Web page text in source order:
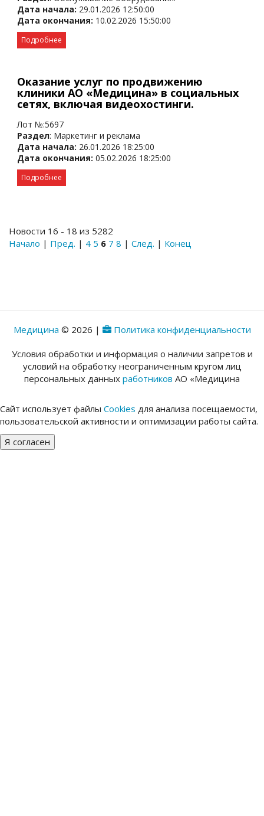
Дата начала: 29.01.2026 12:50:00
Дата окончания: 10.02.2026 15:50:00
Подробнее
Оказание услуг по продвижению
клиники АО «Медицина» в социальных
сетях, включая видеохостинги.
Лот №:5697
Раздел: Маркетинг и реклама
Дата начала: 26.01.2026 18:25:00
Дата окончания: 05.02.2026 18:25:00
Подробнее
Новости 16 - 18 из 5282
Начало | Пред. | 4 5 6 7 8 | След. | Конец
Медицина © 2026 | Политика конфиденциальности
Условия обработки и информация о наличии запретов и
условий на обработку неограниченным кругом лиц
персональных данных работников АО «Медицина
Сайт использует файлы Cookies для анализа посещаемости,
пользовательской активности и оптимизации работы сайта.
Я согласен